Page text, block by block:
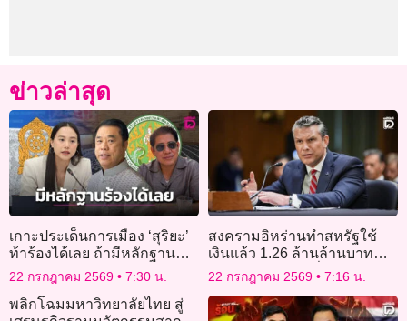
ข่าวล่าสุด
เกาะประเด็นการเมือง ‘สุริยะ’
ท้าร้องได้เลย ถ้ามีหลักฐาน
เรียกรับผลประโยชน์
22 กรกฎาคม 2569 7:30 น.
สงครามอิหร่านทำสหรัฐใช้
เงินแล้ว 1.26 ล้านล้านบาท
รัฐบาลเร่งของบเพิ่ม
22 กรกฎาคม 2569 7:16 น.
พลิกโฉมมหาวิทยาลัยไทย สู่